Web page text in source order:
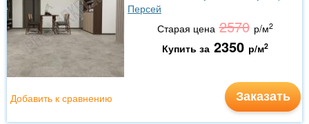
Персей
Старая цена 2570 р/м2
Купить за 2350 р/м2
Заказать
Добавить к сравнению